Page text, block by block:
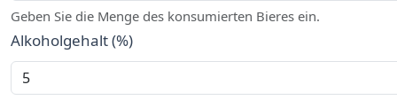
Geben Sie die Menge des konsumierten Bieres ein.
Alkoholgehalt (%)